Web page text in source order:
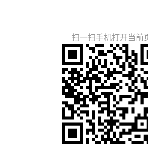
扫一扫手机打开当前